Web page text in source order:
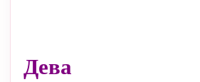
Начало года. Январь и